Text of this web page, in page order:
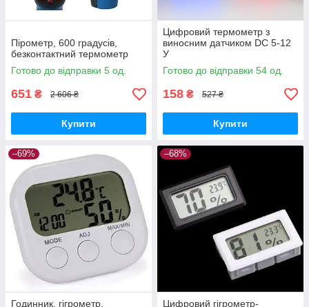
Пірометр, 600 градусів,
безконтактний термометр
Готово до відправки 5 од.
651 ₴ 2 606 ₴
Купити
Цифровий термометр з
виносним датчиком DC 5-12
У
Готово до відправки 54 од.
158 ₴ 527 ₴
Купити
–69%
Годинник, гігрометр,
–68%
Цифровий гігрометр-